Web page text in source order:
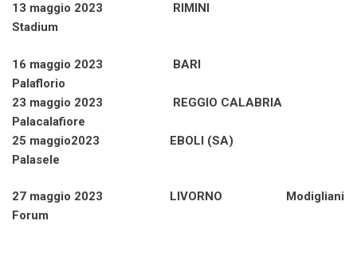
13 maggio 2023 RIMINI
Stadium
16 maggio 2023 BARI
Palaflorio
23 maggio 2023 REGGIO CALABRIA
Palacalafiore
25 maggio2023 EBOLI (SA)
Palasele
27 maggio 2023 LIVORNO Modigliani
Forum